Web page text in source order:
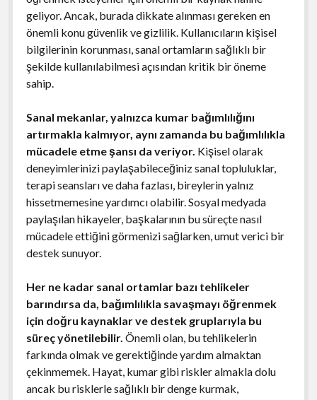
geliyor. Ancak, burada dikkate alınması gereken en
önemli konu güvenlik ve gizlilik. Kullanıcıların kişisel
bilgilerinin korunması, sanal ortamların sağlıklı bir
şekilde kullanılabilmesi açısından kritik bir öneme
sahip.
Sanal mekanlar, yalnızca kumar bağımlılığını
artırmakla kalmıyor, aynı zamanda bu bağımlılıkla
mücadele etme şansı da veriyor. Kişisel olarak
deneyimlerinizi paylaşabileceğiniz sanal topluluklar,
terapi seansları ve daha fazlası, bireylerin yalnız
hissetmemesine yardımcı olabilir. Sosyal medyada
paylaşılan hikayeler, başkalarının bu süreçte nasıl
mücadele ettiğini görmenizi sağlarken, umut verici bir
destek sunuyor.
Her ne kadar sanal ortamlar bazı tehlikeler
barındırsa da, bağımlılıkla savaşmayı öğrenmek
için doğru kaynaklar ve destek gruplarıyla bu
süreç yönetilebilir. Önemli olan, bu tehlikelerin
farkında olmak ve gerektiğinde yardım almaktan
çekinmemek. Hayat, kumar gibi riskler almakla dolu
ancak bu risklerle sağlıklı bir denge kurmak,